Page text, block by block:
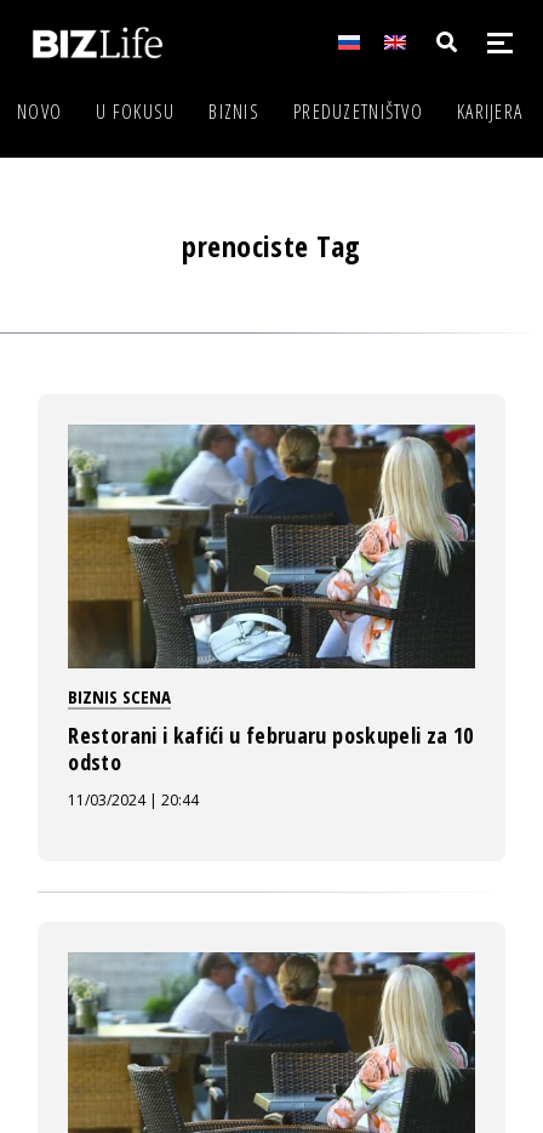
NOVO U FOKUSU BIZNIS PREDUZETNIŠTVO KARIJERA
prenociste Tag
BIZNIS SCENA
Restorani i kafići u februaru poskupeli za 10
odsto
11/03/2024 | 20:44